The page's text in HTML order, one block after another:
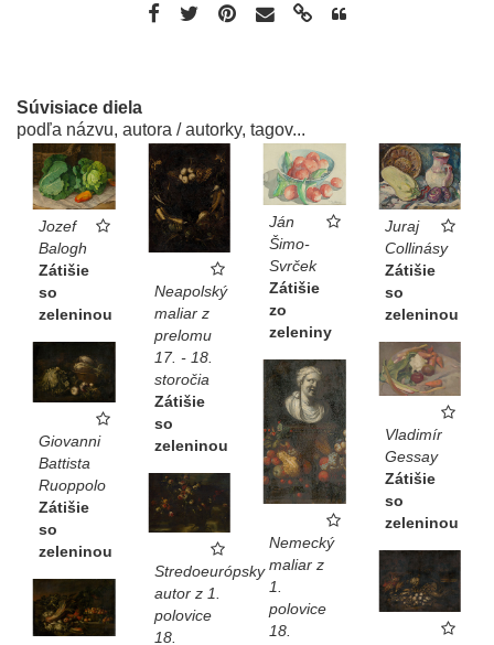
Súvisiace diela
podľa názvu, autora / autorky, tagov...
Jozef
Balogh
Zátišie
so
zeleninou
Neapolský
maliar z
prelomu
17. - 18.
storočia
Zátišie
so
zeleninou
Ján
Šimo-
Svrček
Zátišie
zo
zeleniny
Juraj
Collinásy
Zátišie
so
zeleninou
Vladimír
Gessay
Zátišie
so
zeleninou
Giovanni
Battista
Ruoppolo
Zátišie
so
zeleninou
Nemecký
maliar z
1.
polovice
18.
Stredoeurópsky
autor z 1.
polovice
18.